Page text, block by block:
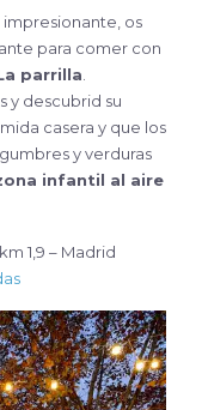
impresionante, os
para comer con
parrilla
y descubrid su
casera y que los
y verduras
infantil al aire
1,9 – Madrid